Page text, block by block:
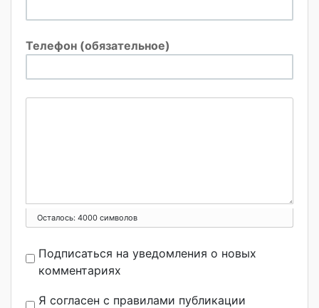
Телефон (обязательное)
Осталось: 4000 символов
Подписаться на уведомления о новых
комментариях
Я согласен с правилами публикации